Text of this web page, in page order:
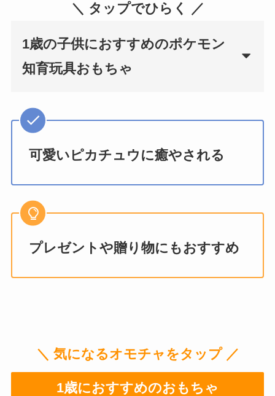
＼ タップでひらく ／
1歳の子供におすすめのポケモン
知育玩具おもちゃ
可愛いピカチュウに癒やされる
プレゼントや贈り物にもおすすめ
＼ 気になるオモチャをタップ ／
1歳におすすめのおもちゃ